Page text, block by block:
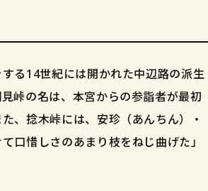
る14世紀には開かれた中辺路の派生
峠の名は、本宮からの参詣者が最初
、捻木峠には、安珍（あんちん）・
口惜しさのあまり枝をねじ曲げた」